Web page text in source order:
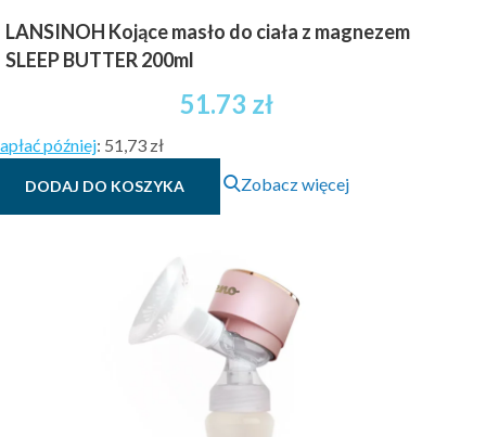
LANSINOH Kojące masło do ciała z magnezem
SLEEP BUTTER 200ml
51.73 zł
później: 51,73 zł
DODAJ DO KOSZYKA Zobacz więcej